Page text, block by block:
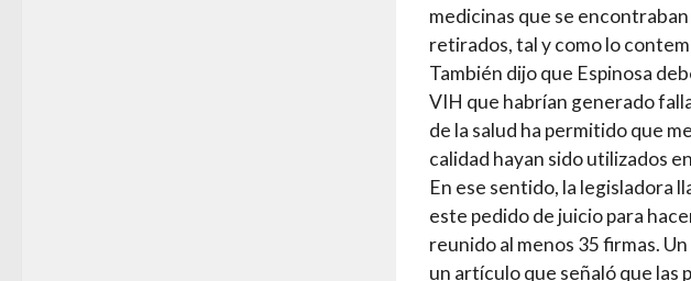
medicinas que se
retirados, tal y como lo
También dijo que Espinosa
VIH que habrían generado
de la salud ha permitido que
calidad hayan sido utilizados
En ese sentido, la legisladora
este pedido de juicio para
reunido al menos 35 firmas.
un artículo que señaló que las